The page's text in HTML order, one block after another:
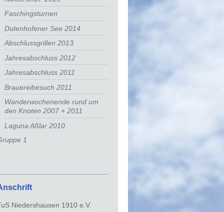
Faschingsturnen
Dutenhofener See 2014
Abschlussgrillen 2013
Jahresabschluss 2012
Jahresabschluss 2011
Brauereibesuch 2011
Wanderwochenende rund um
den Knoten 2007 + 2011
Laguna Aßlar 2010
1
Niedershausen 1910 e.V.